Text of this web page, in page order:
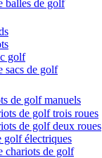
balles de golf
golf
sacs de golf
de golf manuels
de golf trois roues
de golf deux roues
golf électriques
chariots de golf